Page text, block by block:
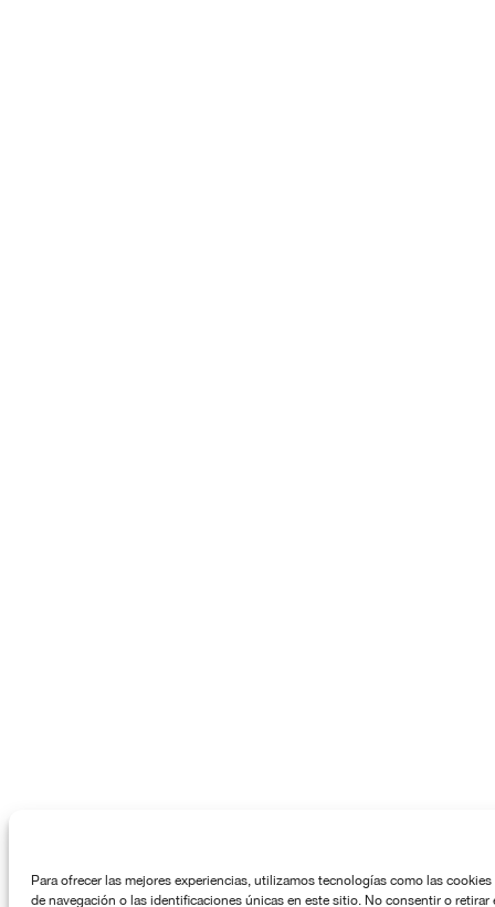
Para ofrecer las mejores experiencias, utilizamos tecnologías como las
de navegación o las identificaciones únicas en este sitio. No consentir o